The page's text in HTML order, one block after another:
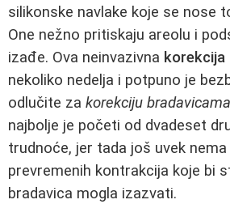
silikonske navlake koje se nose
One nežno pritiskaju areolu i
izađe. Ova neinvazivna korekcija
nekoliko nedelja i potpuno je
odlučite za korekciju bradavicama
najbolje je početi od dvadeset
trudnoće, jer tada još uvek
prevremenih kontrakcija koje bi
bradavica mogla izazvati.